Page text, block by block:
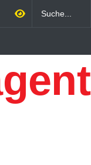
Wirtschaftsfaktor: Wie
Qualitätstourismus
profitieren